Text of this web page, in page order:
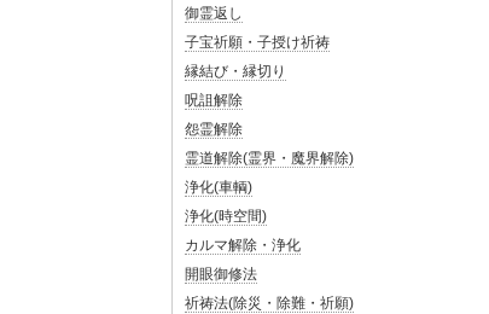
御霊返し
子宝祈願・子授け祈祷
縁結び・縁切り
呪詛解除
怨霊解除
霊道解除(霊界・魔界解除)
浄化(車輌)
浄化(時空間)
カルマ解除・浄化
開眼御修法
祈祷法(除災・除難・祈願)